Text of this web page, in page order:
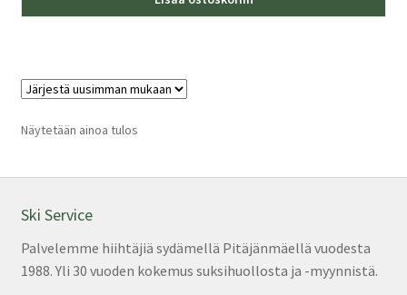
Näytetään ainoa tulos
Ski Service
Palvelemme hiihtäjiä sydämellä Pitäjänmäellä vuodesta
1988. Yli 30 vuoden kokemus suksihuollosta ja -myynnistä.